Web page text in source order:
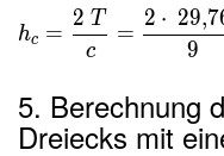
\dfrac{
2 \cdot
29{,}765
}{ 8 } =
hc =
c
2 T
=
9
2 ⋅ 29,7
5. Berechnung
Dreiecks mit